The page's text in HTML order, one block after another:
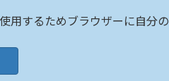
用するためブラウザーに自分